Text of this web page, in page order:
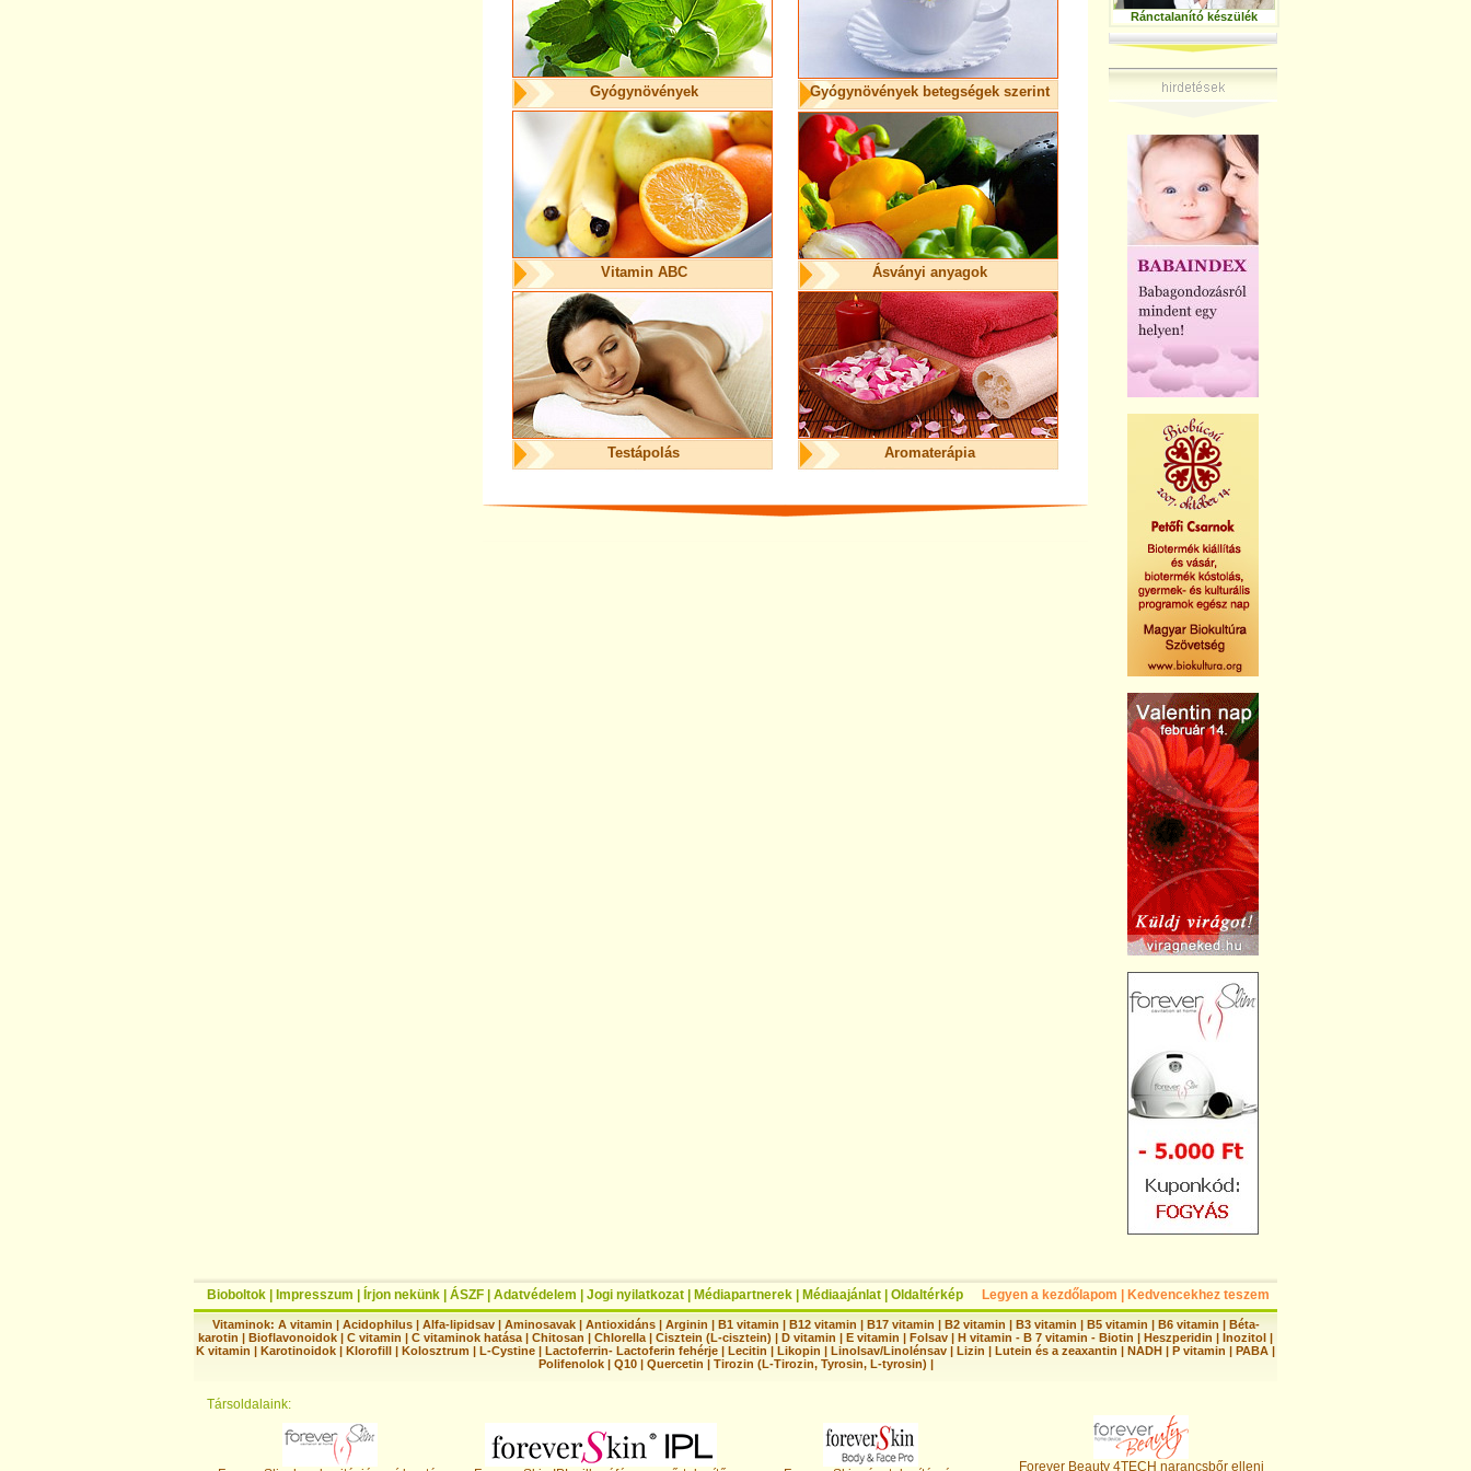
Gyógynövények Gyógynövények betegségek szerint
Vitamin ABC Ásványi anyagok
Testápolás Aromaterápia
Ránctalanító készülék
Bioboltok Impresszum Írjon nekünk ÁSZF Adatvédelem Jogi nyilatkozat Médiapartnerek Médiaajánlat Oldaltérkép Legyen a kezdőlapom Kedvencekhez teszem
Vitaminok: A vitamin | Acidophilus| Alfa-lipidsav| Aminosavak| Antioxidáns| Arginin | B1 vitamin | B12 vitamin | B17 vitamin | B2 vitamin | B3 vitamin | B5 vitamin | B6 vitamin | Béta-
karotin | Bioflavonoidok | C vitamin | C vitaminok hatása | Chitosan | Chlorella | Cisztein (L-cisztein) | D vitamin | E vitamin | Folsav | H vitamin - B 7 vitamin - Biotin | Heszperidin | Inozitol |
K vitamin | Karotinoidok | Klorofill | Kolosztrum | L-Cystine | Lactoferrin- Lactoferin fehérje | Lecitin | Likopin | Linolsav/Linolénsav | Lizin | Lutein és a zeaxantin | NADH | P vitamin | PABA |
Polifenolok| Q10| Quercetin | Tirozin (L-Tirozin, Tyrosin, L-tyrosin) |
Társoldalaink:
Forever Beauty 4TECH narancsbőr elleni